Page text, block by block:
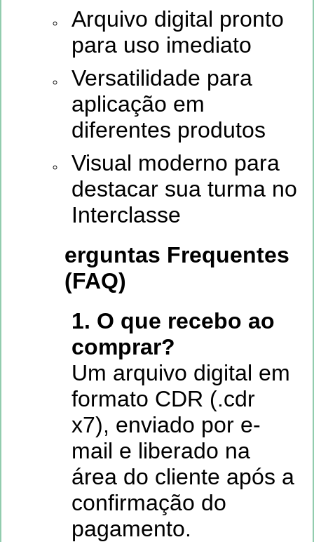
Arquivo digital pronto
para uso imediato
Versatilidade para
aplicação em
diferentes produtos
Visual moderno para
destacar sua turma no
Interclasse
erguntas Frequentes
(FAQ)
1. O que recebo ao
comprar?
Um arquivo digital em
formato CDR (.cdr
x7), enviado por e-
mail e liberado na
área do cliente após a
confirmação do
pagamento.